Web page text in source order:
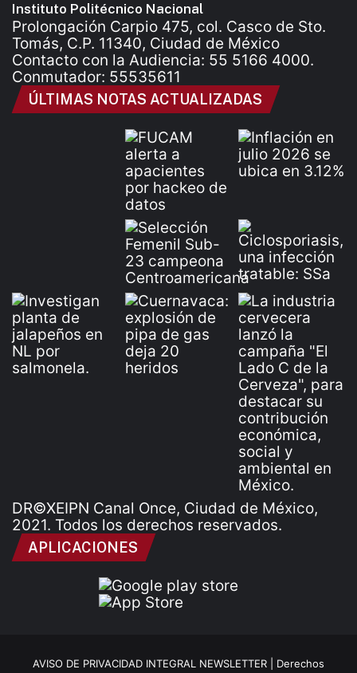
Instituto Politécnico Nacional
Prolongación Carpio 475, col. Casco de Sto.
Tomás, C.P. 11340, Ciudad de México
Contacto con la Audiencia: 55 5166 4000.
Conmutador: 55535611
ÚLTIMAS NOTAS ACTUALIZADAS
DR©XEIPN Canal Once, Ciudad de México,
2021. Todos los derechos reservados.
APLICACIONES
AVISO DE PRIVACIDAD INTEGRAL NEWSLETTER | Derechos